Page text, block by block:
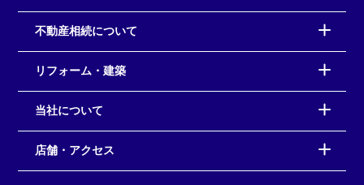
不動産相続について
リフォーム・建築
当社について
店舗・アクセス